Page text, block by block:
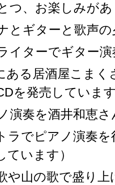
つ、お楽しみが
とギターと歌声
イターでギター
ある居酒屋こま
を発売していま
演奏を酒井和恵さ
ラでピアノ演奏
ています）
や山の歌で盛り